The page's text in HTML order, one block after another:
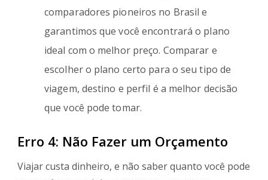
comparadores pioneiros no Brasil e
garantimos que você encontrará o plano
ideal com o melhor preço. Comparar e
escolher o plano certo para o seu tipo de
viagem, destino e perfil é a melhor decisão
que você pode tomar.
Erro 4: Não Fazer um Orçamento
Viajar custa dinheiro, e não saber quanto você pode